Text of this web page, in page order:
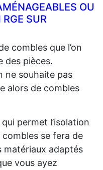
OU
SUR
combles que l’on
des pièces.
ne souhaite pas
alors de combles
qui permet l’isolation
combles se fera de
matériaux adaptés
vous ayez